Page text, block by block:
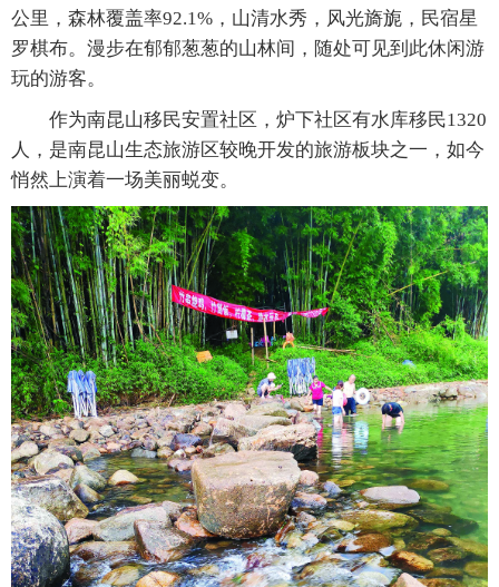
公里，森林覆盖率92.1%，山清水秀，风光旖旎，民宿星
罗棋布。漫步在郁郁葱葱的山林间，随处可见到此休闲游
玩的游客。
作为南昆山移民安置社区，炉下社区有水库移民1320
人，是南昆山生态旅游区较晚开发的旅游板块之一，如今
悄然上演着一场美丽蜕变。